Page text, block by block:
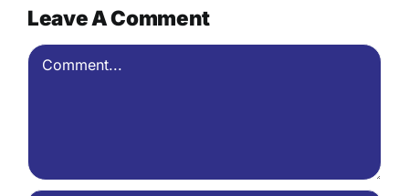
Leave A Comment
Comment